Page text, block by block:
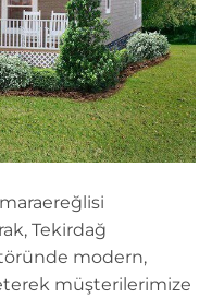
Tekirdağ
modern,
müşterilerimize